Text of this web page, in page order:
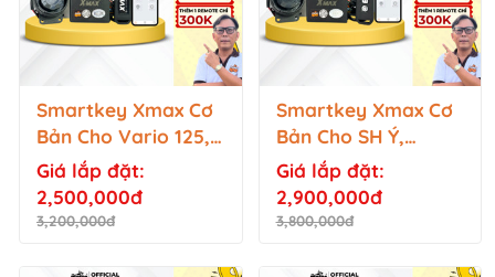
Smartkey Xmax Cơ
Bản Cho Vario 125,
Winner X, Lead,
Vision, AB, Scoopy,
Genio,...
Giá lắp đặt:
2,500,000đ
3,200,000đ
Smartkey Xmax Cơ
Bản Cho SH Ý,
Dylan, PS...
Giá lắp đặt:
2,900,000đ
3,800,000đ